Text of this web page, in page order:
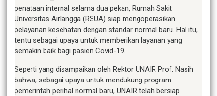
penataan internal selama dua pekan, Rumah Sakit
Universitas Airlangga (RSUA) siap mengoperasikan
pelayanan kesehatan dengan standar normal baru. Hal itu,
tentu sebagai upaya untuk memberikan layanan yang
semakin baik bagi pasien Covid-19.
Seperti yang disampaikan oleh Rektor UNAIR Prof. Nasih
bahwa, sebagai upaya untuk mendukung program
pemerintah perihal normal baru, UNAIR telah bersiap